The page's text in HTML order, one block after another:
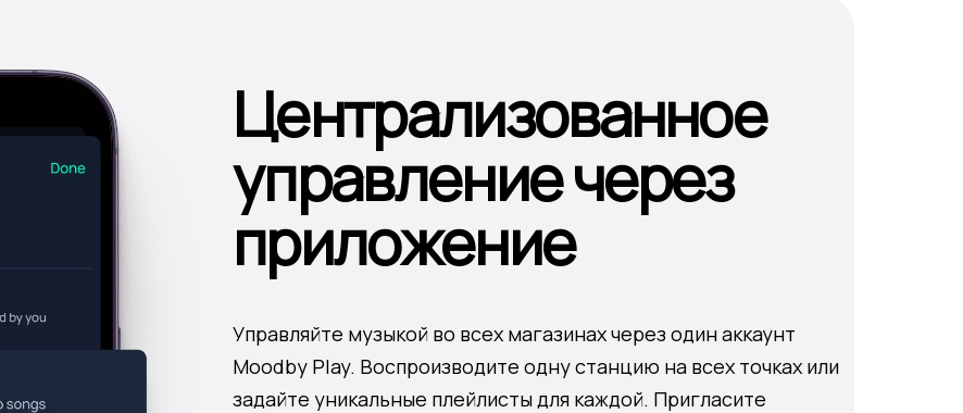
Централизованное
управление через
приложение
Управляйте музыкой во всех магазинах через один аккаунт
Moodby Play. Воспроизводите одну станцию на всех точках или
задайте уникальные плейлисты для каждой. Пригласите